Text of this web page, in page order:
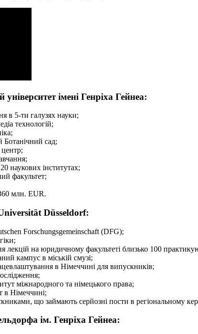
імені Генріха Гейнеа:
в 5-ти галузях науки;
технологій;
Ботанічний сад;
наукових інститутах;
факультет;
млн. EUR.
Düsseldorf:
Forschungsgemeinschaft (DFG);
лекцій на юридичному факультеті близько 100
кампус в міській смузі;
в Німеччині для випускників;
міжнародного та німецького права;
в Німеччині;
що займають серйозні пости в регіональному
ім. Генріха Гейнеа: